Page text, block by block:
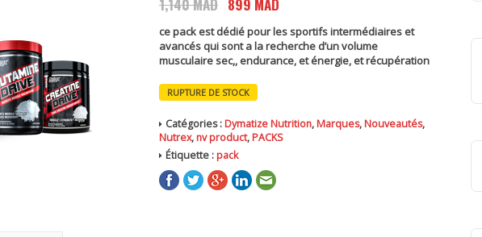
1,140MAD
prix
initial
était :
899 MAD
actuel
est :
ce pack est dédié pour les sportifs intermédiaires et
avancés qui sont a la recherche d’un volume
musculaire sec,, endurance, et énergie, et récupération
RUPTURE DE STOCK
Catégories : Dymatize Nutrition, Marques, Nouveautés,
Nutrex, nv product, PACKS
Étiquette : pack